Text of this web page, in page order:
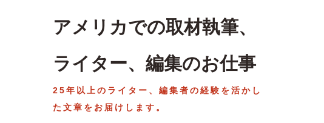
アメリカでの取材執筆、
ライター、編集のお仕事
25年以上のライター、編集者の経験を活かし
た文章をお届けします。